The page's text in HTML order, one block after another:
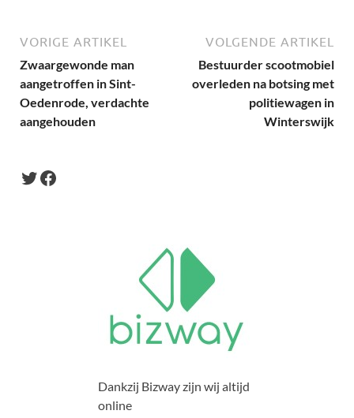
VORIGE ARTIKEL
Zwaargewonde man
aangetroffen in Sint-
Oedenrode, verdachte
aangehouden
VOLGENDE ARTIKEL
Bestuurder scootmobiel
overleden na botsing met
politiewagen in
Winterswijk
Dankzij Bizway zijn wij altijd
online